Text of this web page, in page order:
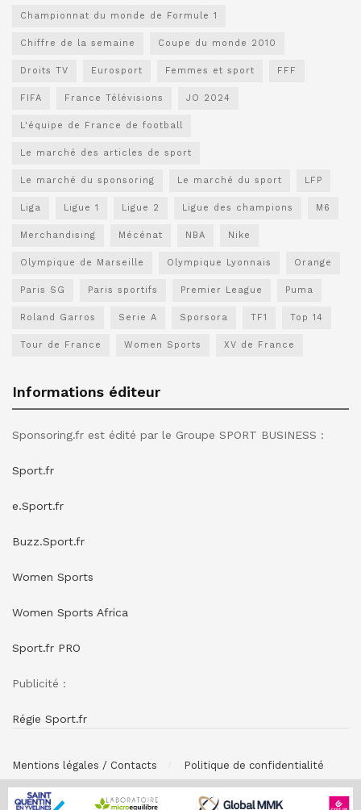
Championnat du monde de Formule 1
Chiffre de la semaine Coupe du monde 2010
Droits TV Eurosport Femmes et sport FFF
FIFA France Télévisions JO 2024
L'équipe de France de football
Le marché des articles de sport
Le marché du sponsoring Le marché du sport LFP
Liga Ligue 1 Ligue 2 Ligue des champions M6
Merchandising Mécénat NBA Nike
Olympique de Marseille Olympique Lyonnais Orange
Paris SG Paris sportifs Premier League Puma
Roland Garros Serie A Sporsora TF1 Top 14
Tour de France Women Sports XV de France
Informations éditeur
Sponsoring.fr est édité par le Groupe SPORT BUSINESS :
Sport.fr
e.Sport.fr
Buzz.Sport.fr
Women Sports
Women Sports Africa
Sport.fr PRO
Publicité :
Régie Sport.fr
Mentions légales / Contacts Politique de confidentialité
© SPONSORING.FR